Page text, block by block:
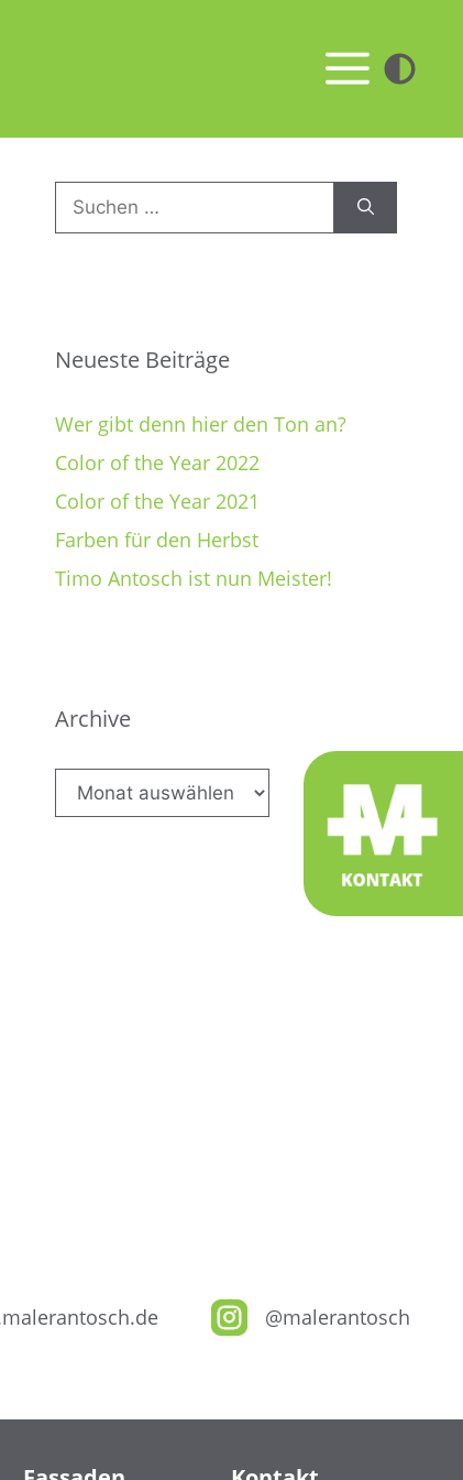
Suchen
nach:
Neueste Beiträge
Wer gibt denn hier den Ton an?
Color of the Year 2022
Color of the Year 2021
Farben für den Herbst
Timo Antosch ist nun Meister!
Archive
Archive
@malerantosch